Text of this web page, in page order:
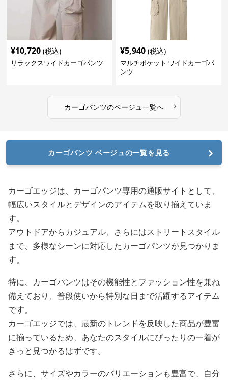
¥10,720 (税込)
リラックスワイドカーゴパンツ
¥5,940 (税込)
マルチポケット ワイドカーゴパ
ンツ
カーゴパンツのベージュ一覧へ ›
カーゴパンツ ベージュの一覧を見る
カーゴエッジは、カーゴパンツ専用の通販サイトとして、
幅広いスタイルとデザインのアイテムを取り揃えていま
す。
アウトドアからカジュアル、さらにはストリートスタイル
まで、多様なシーンに対応したカーゴパンツが見つかりま
す。
特に、カーゴパンツはその機能性とファッション性を兼ね
備えており、普段使いから特別な日まで活躍するアイテム
です。
カーゴエッジでは、最新のトレンドを反映した商品が豊富
に揃っているため、あなたのスタイルにぴったりの一着が
きっと見つかるはずです。
さらに、サイズやカラーのバリエーションも豊富で、自分